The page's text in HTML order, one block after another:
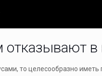
отказывают в
то целесообразно